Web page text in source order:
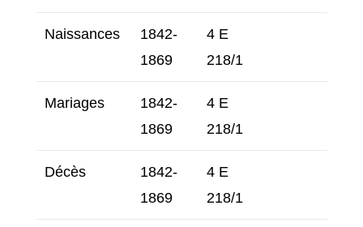
Naissances
1842-
1869
4 E
218/1
Mariages
1842-
1869
4 E
218/1
Décès
1842-
1869
4 E
218/1